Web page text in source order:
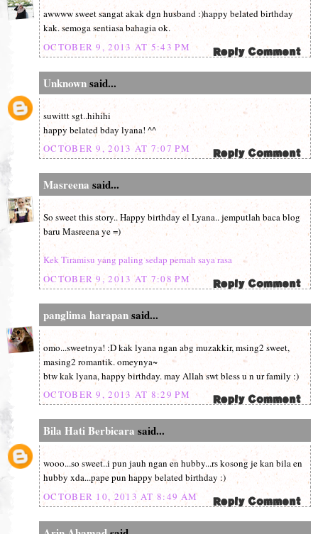
awwww sweet sangat akak dgn husband :)happy belated birthday
kak. semoga sentiasa bahagia ok.
OCTOBER 9, 2013 AT 5:43 PM
Unknownsaid...
suwittt sgt..hihihi
happy belated bday lyana! ^^
OCTOBER 9, 2013 AT 7:07 PM
Masreena said...
So sweet this story.. Happy birthday el Lyana.. jemputlah baca blog
baru Masreena ye =)
Kek Tiramisu yang paling sedap pernah saya rasa
OCTOBER 9, 2013 AT 7:08 PM
panglima harapansaid...
omo...sweetnya! :D kak lyana ngan abg muzakkir, msing2 sweet,
masing2 romantik. omeynya~
btw kak lyana, happy birthday. may Allah swt bless u n ur family :)
OCTOBER 9, 2013 AT 8:29 PM
Bila Hati Berbicara said...
wooo...so sweet..i pun jauh ngan en hubby...rs kosong je kan bila en
hubby xda...pape pun happy belated birthday :)
OCTOBER 10, 2013 AT 8:49 AM